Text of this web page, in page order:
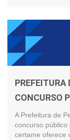
PREFEITURA
CONCURSO
A Prefeitura de
concurso
certame oferece